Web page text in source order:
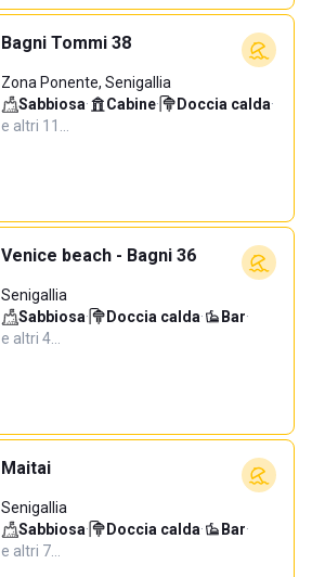
Bagni Tommi 38
Zona Ponente, Senigallia
Sabbiosa· Cabine· Doccia calda·
e altri 11…
Venice beach - Bagni 36
Senigallia
Sabbiosa· Doccia calda· Bar·
e altri 4…
Maitai
Senigallia
Sabbiosa· Doccia calda· Bar·
e altri 7…